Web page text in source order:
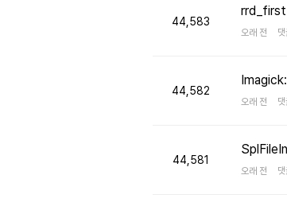
44,583
rrd_first
오래 전
44,582
오래 전
44,581
오래 전